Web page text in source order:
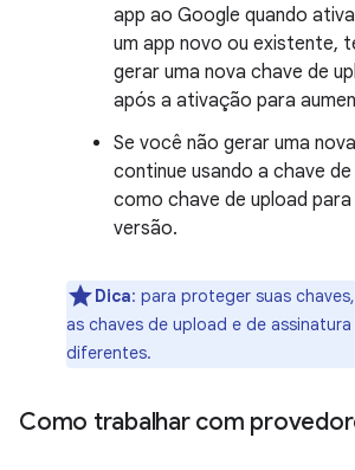
app ao Google quando
um app novo ou existente,
gerar uma nova chave de
após a ativação para
Se você não gerar uma
continue usando a chave
como chave de upload
versão.
Dica: para proteger suas
as chaves de upload e de
diferentes.
Como trabalhar com